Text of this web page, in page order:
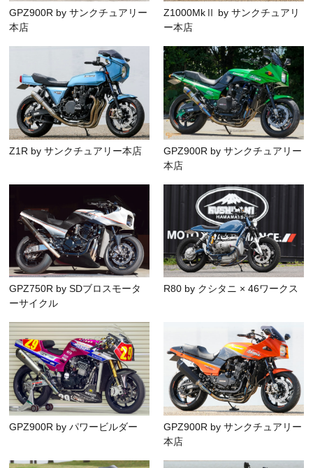
GPZ900R by サンクチュアリー
本店
Z1000MkⅡ by サンクチュアリ
ー本店
Z1R by サンクチュアリー本店
GPZ900R by サンクチュアリー
本店
GPZ750R by SDブロスモータ
ーサイクル
R80 by クシタニ × 46ワークス
GPZ900R by パワービルダー
GPZ900R by サンクチュアリー
本店